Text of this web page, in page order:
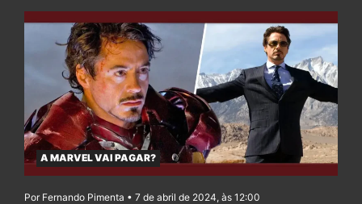
A MARVEL VAI PAGAR?
Por Fernando Pimenta • 7 de abril de 2024, às 12:00